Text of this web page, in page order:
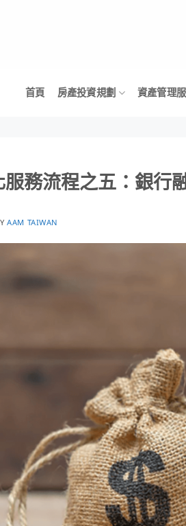
首頁 房產投資規劃 資產管理
務流程之五：銀行
AAM TAIWAN